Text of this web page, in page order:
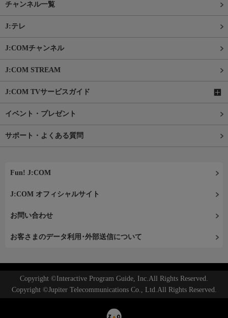
チャンネル一覧
J:テレ
J:COMチャンネル
J:COM STREAM
J:COM TVサービスガイド
イベント・プレゼント
サポート・よくある質問
Fun! J:COM
J:COM オフィシャルサイト
お問い合わせ
お客さまのデータ利用･外部送信について
Copyright ©Interactive Program Guide, Inc.All Rights Reserved.
Copyright ©Jupiter Telecommunications Co., Ltd.All Rights Reserved.